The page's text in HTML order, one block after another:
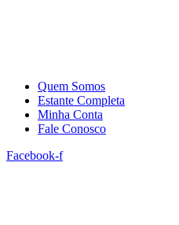
Quem Somos
Estante Completa
Minha Conta
Fale Conosco
Facebook-f